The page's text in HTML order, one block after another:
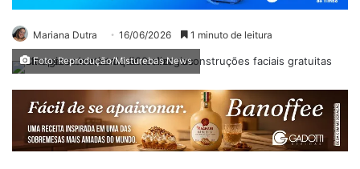
Mariana Dutra 16/06/2026 1 minuto de leitura
Foto: Reprodução/Misturebas News